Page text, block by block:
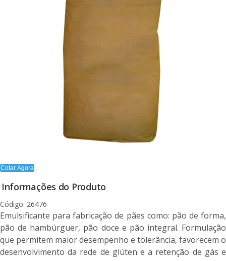
Cotar Agora
Informações do Produto
Código: 26476
Emulsificante para fabricação de pães como: pão de forma,
pão de hambúrguer, pão doce e pão integral. Formulação
que permitem maior desempenho e tolerância, favorecem o
desenvolvimento da rede de glúten e a retenção de gás e